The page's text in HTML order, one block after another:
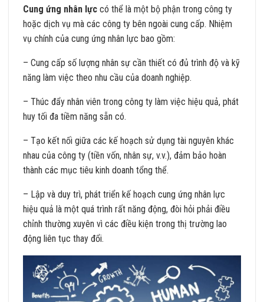
Cung ứng nhân lực có thể là một bộ phận trong công ty
hoặc dịch vụ mà các công ty bên ngoài cung cấp. Nhiệm
vụ chính của cung ứng nhân lực bao gồm:
– Cung cấp số lượng nhân sự cần thiết có đủ trình độ và kỹ
năng làm việc theo nhu cầu của doanh nghiệp.
– Thúc đẩy nhân viên trong công ty làm việc hiệu quả, phát
huy tối đa tiềm năng sẵn có.
– Tạo kết nối giữa các kế hoạch sử dụng tài nguyên khác
nhau của công ty (tiền vốn, nhân sự, v.v.), đảm bảo hoàn
thành các mục tiêu kinh doanh tổng thể.
– Lập và duy trì, phát triển kế hoạch cung ứng nhân lực
hiệu quả là một quá trình rất năng động, đòi hỏi phải điều
chỉnh thường xuyên vì các điều kiện trong thị trường lao
động liên tục thay đổi.